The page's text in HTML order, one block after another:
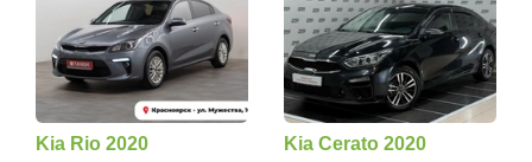
Kia Rio 2020 Kia Cerato 2020